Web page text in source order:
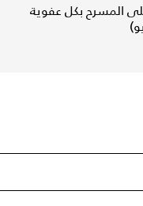
المسرح بكل عفوية